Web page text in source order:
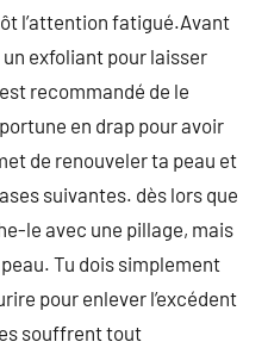
l’attention fatigué.Avant
exfoliant pour laisser
recommandé de le
en drap pour avoir
de renouveler ta peau et
suivantes. dès lors que
le avec une pillage, mais
Tu dois simplement
pour enlever l’excédent
souffrent tout